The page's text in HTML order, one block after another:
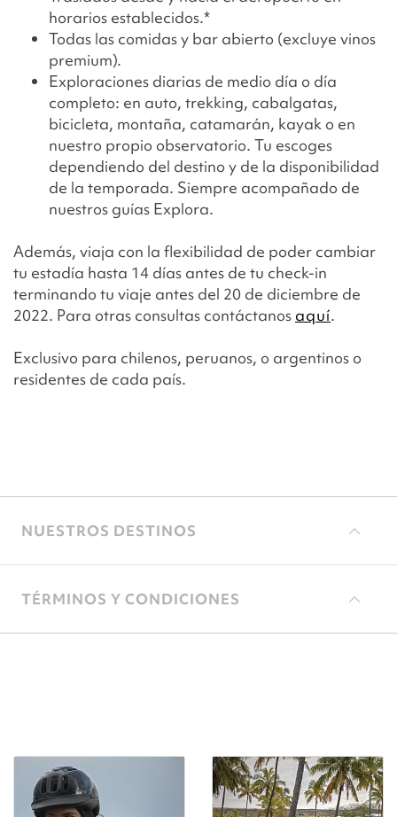
horarios establecidos.*
Todas las comidas y bar abierto (excluye vinos
premium).
Exploraciones diarias de medio día o día
completo: en auto, trekking, cabalgatas,
bicicleta, montaña, catamarán, kayak o en
nuestro propio observatorio. Tu escoges
dependiendo del destino y de la disponibilidad
de la temporada. Siempre acompañado de
nuestros guías Explora.
Además, viaja con la flexibilidad de poder cambiar
tu estadía hasta 14 días antes de tu check-in
terminando tu viaje antes del 20 de diciembre de
2022. Para otras consultas contáctanos aquí.
Exclusivo para chilenos, peruanos, o argentinos o
residentes de cada país.
NUESTROS DESTINOS
TÉRMINOS Y CONDICIONES